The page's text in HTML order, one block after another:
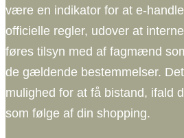
være en indikator for at e-
officielle regler, udover at
føres tilsyn med af fagmænd
de gældende bestemmelser.
mulighed for at få bistand, ifald
som følge af din shopping.